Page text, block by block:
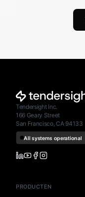
Tendersight Inc.
166 Geary Street
San Francisco, CA 94133
PRODUCTEN